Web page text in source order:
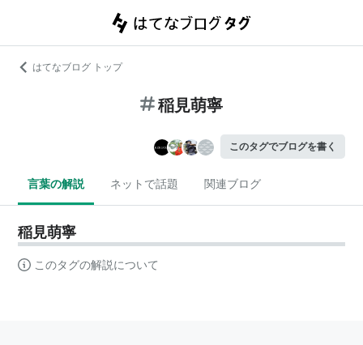
はてなブログ トップ
稲見萌寧
このタグでブログを書く
言葉の解説 ネットで話題 関連ブログ
稲見萌寧
このタグの解説について